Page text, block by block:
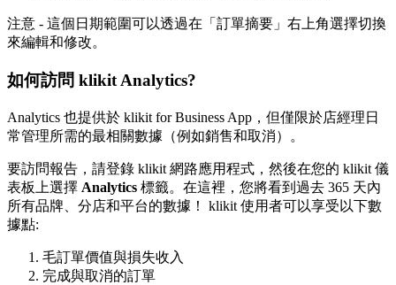
注意 - 這個日期範圍可以透過在「訂單摘要」右上角選擇切換
來編輯和修改。
如何訪問 klikit Analytics?
Analytics 也提供於 klikit for Business App，但僅限於店經理日
常管理所需的最相關數據（例如銷售和取消）。
要訪問報告，請登錄 klikit 網路應用程式，然後在您的 klikit 儀
表板上選擇 Analytics 標籤。在這裡，您將看到過去 365 天內
所有品牌、分店和平台的數據！ klikit 使用者可以享受以下數
據點:
毛訂單價值與損失收入
完成與取消的訂單